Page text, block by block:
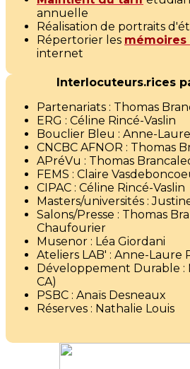
annuelle
Réalisation de portraits
Répertorier les mémoires
internet
Interlocuteurs.rices
Partenariats : Thomas
ERG : Céline Rincé-Vaslin
Bouclier Bleu : Anne-
CNCBC AFNOR : Thomas
APréVu : Thomas
FEMS : Claire
CIPAC : Céline Rincé-Vaslin
Masters/universités :
Salons/Presse : Thomas
Chaufourier
Musenor : Léa Giordani
Ateliers LAB' : Anne-Laure
Développement Durable :
CA)
PSBC : Anaïs Desneaux
Réserves : Nathalie Louis